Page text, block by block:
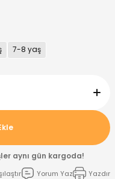
7-8 yaş
aynı gün kargoda!
Yorum Yaz Yazdır